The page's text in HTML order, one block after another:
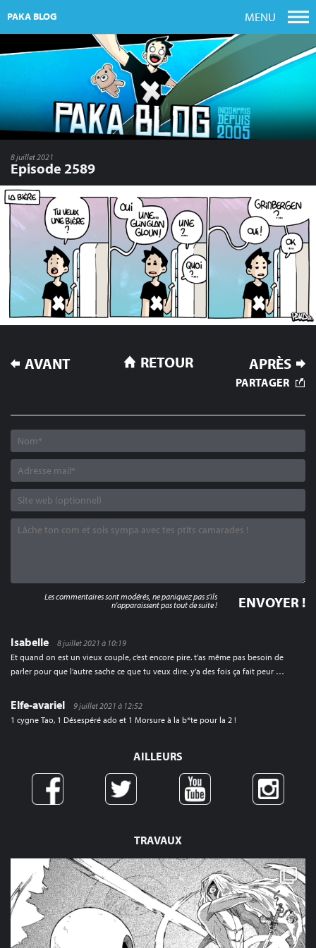
PAKA BLOG MENU
TRAVAUX
8 juillet 2021
Episode 2589
NAVIGATION
DE
AVANT APRÈS
RETOUR
PARTAGER
Isabelle
8 juillet 2021 à 10:19
Et quand on est un vieux couple, c’est encore pire. t’as même pas besoin de
parler pour que l’autre sache ce que tu veux dire. y’a des fois ça fait peur …
Elfe-avariel
9 juillet 2021 à 12:52
1 cygne Tao, 1 Désespéré ado et 1 Morsure à la b*te pour la 2 !
Les commentaires sont modérés, ne paniquez pas s'ils
n'apparaissent pas tout de suite !
AILLEURS